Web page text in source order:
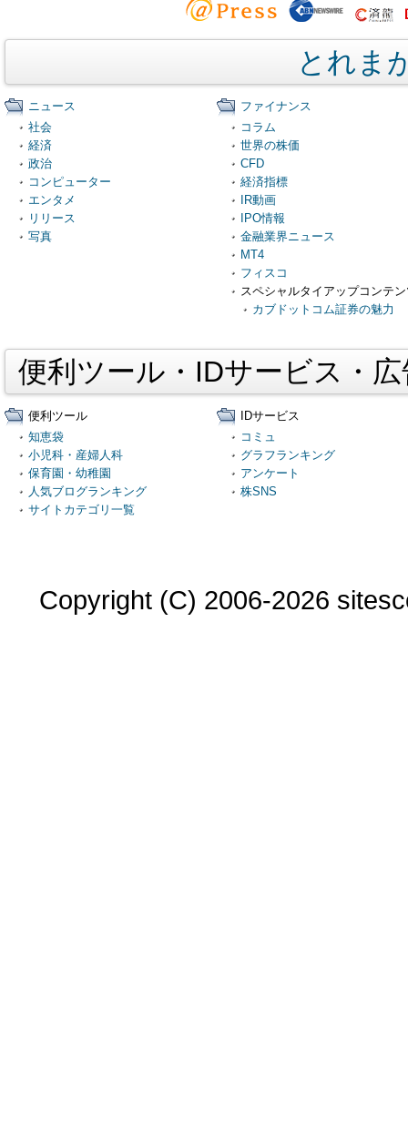
とれま
ニュース
社会
経済
政治
コンピューター
エンタメ
リリース
写真
ファイナンス
コラム
世界の株価
CFD
経済指標
IR動画
IPO情報
金融業界ニュース
MT4
フィスコ
スペシャルタイアップコンテ
カブドットコム証券の魅力
便利ツール・IDサービス・
便利ツール
知恵袋
小児科・産婦人科
保育園・幼稚園
人気ブログランキング
サイトカテゴリ一覧
IDサービス
コミュ
グラフランキング
アンケート
株SNS
Copyright (C) 2006-2026